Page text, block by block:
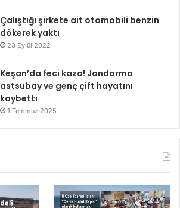
Çalıştığı şirkete ait otomobili benzin
dökerek yaktı
23 Eylül 2022
Keşan’da feci kaza! Jandarma
astsubay ve genç çift hayatını
kaybetti
1 Temmuz 2025